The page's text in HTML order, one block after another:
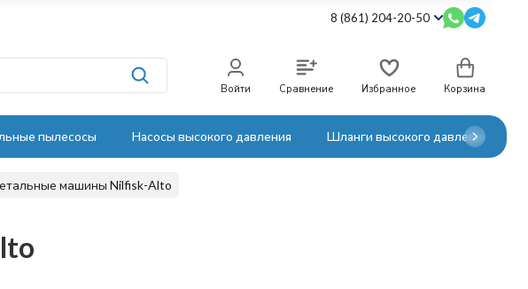
8 (861) 204-20-50
Войти Сравнение Избранное Корзина
пылесосы Насосы высокого давления Шланги высокого давления
машины Nilfisk-Alto